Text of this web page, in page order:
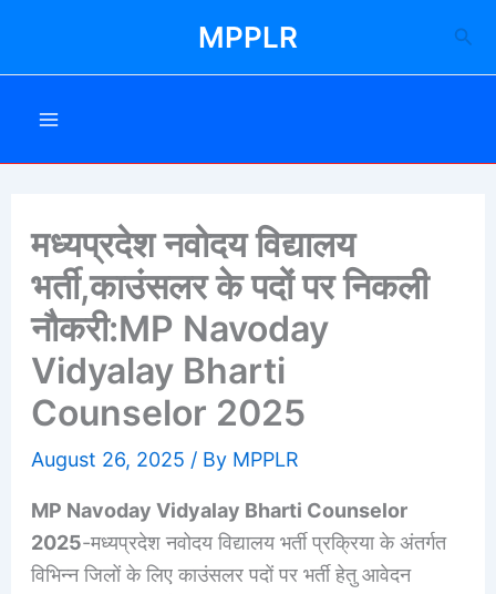
content
MPPLR
मध्यप्रदेश नवोदय विद्यालय
भर्ती,काउंसलर के पदों पर निकली
नौकरी:MP Navoday
Vidyalay Bharti
Counselor 2025
August 26, 2025 / By MPPLR
MP Navoday Vidyalay Bharti Counselor
2025-मध्यप्रदेश नवोदय विद्यालय भर्ती प्रक्रिया के अंतर्गत
विभिन्न जिलों के लिए काउंसलर पदों पर भर्ती हेतु आवेदन